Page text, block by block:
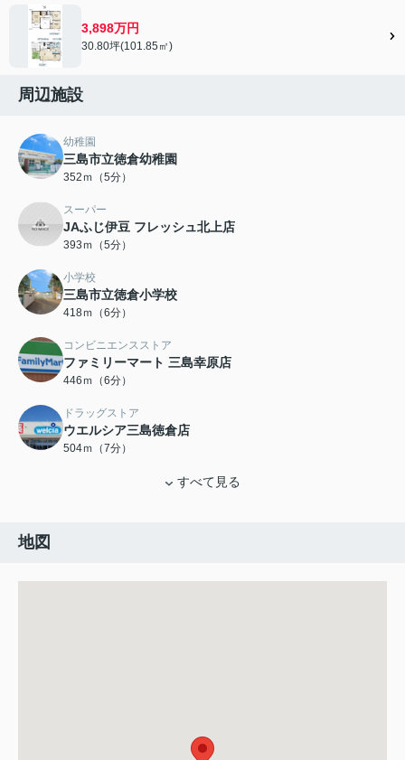
3,898万円
30.80坪(101.85㎡)
周辺施設
幼稚園
三島市立徳倉幼稚園
352ｍ（5分）
スーパー
JAふじ伊豆 フレッシュ北上店
393ｍ（5分）
小学校
三島市立徳倉小学校
418ｍ（6分）
コンビニエンスストア
ファミリーマート 三島幸原店
446ｍ（6分）
ドラッグストア
ウエルシア三島徳倉店
504ｍ（7分）
すべて見る
地図